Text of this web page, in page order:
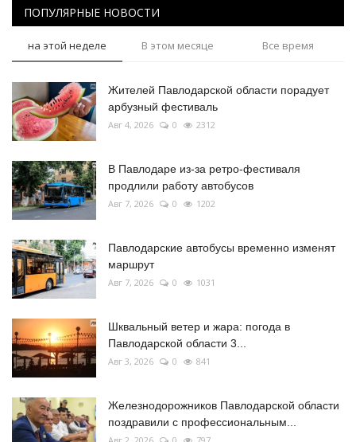
ПОПУЛЯРНЫЕ НОВОСТИ
на этой неделе В этом месяце Все время
Жителей Павлодарской области порадует
арбузный фестиваль
Авг 4, 2026 0 2312
В Павлодаре из-за ретро-фестиваля
продлили работу автобусов
Авг 7, 2026 0 1202
Павлодарские автобусы временно изменят
маршрут
Авг 7, 2026 0 1031
Шквальный ветер и жара: погода в
Павлодарской области 3...
Авг 3, 2026 0 841
Железнодорожников Павлодарской области
поздравили с профессиональным...